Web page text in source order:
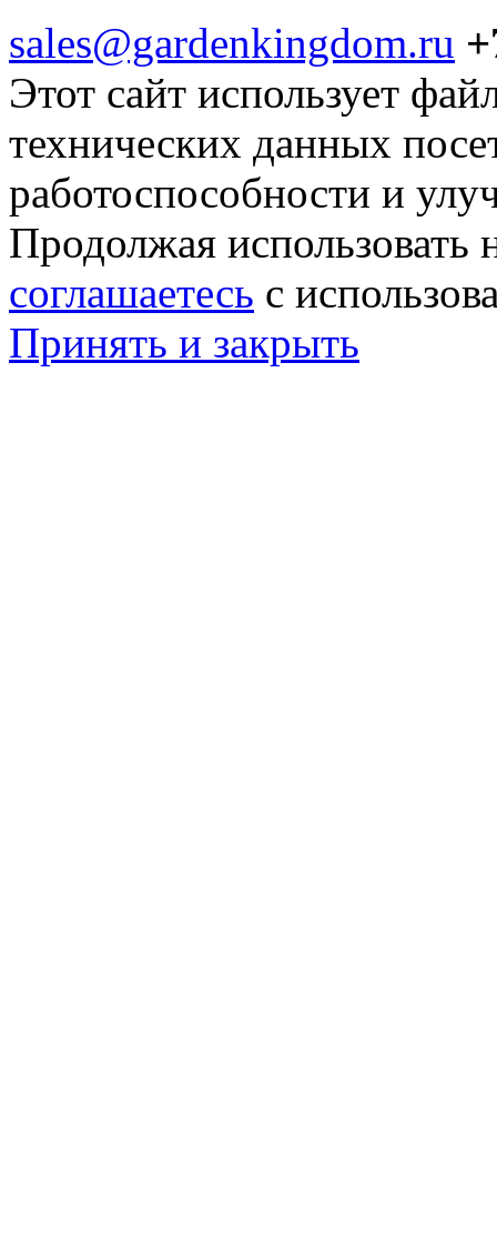
sales@gardenkingdom.ru
Этот сайт использует
технических данных
работоспособности и
Продолжая использовать
соглашаетесь с
Принять и закрыть